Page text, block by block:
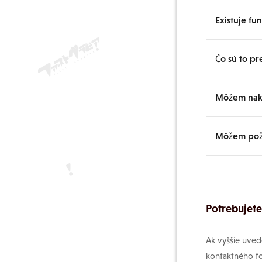
Existuje
Do
ďalší
Čo sú to
Ide o
lacnejšie
Môžem
Podporuje
angličtiny a
Môžem
budúcu
Ak vyššie
kontaktného